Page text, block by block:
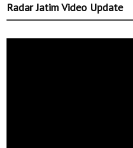
Radar Jatim Video Update